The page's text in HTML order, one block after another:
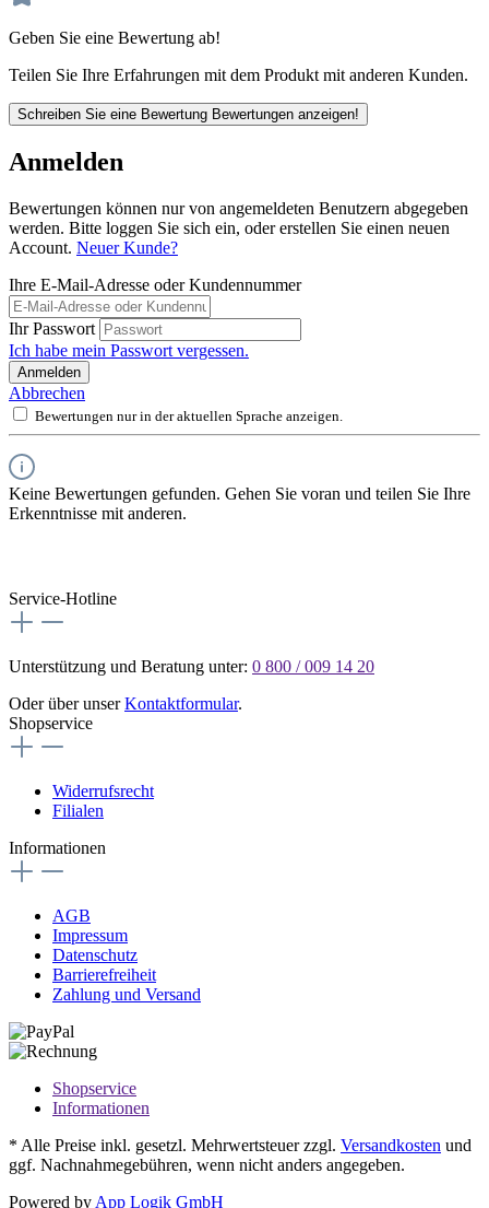
Geben Sie eine Bewertung ab!
Teilen Sie Ihre Erfahrungen mit dem Produkt mit anderen Kunden.
Schreiben Sie eine Bewertung Bewertungen anzeigen!
Anmelden
Bewertungen können nur von angemeldeten Benutzern abgegeben
werden. Bitte loggen Sie sich ein, oder erstellen Sie einen neuen
Account. Neuer Kunde?
Ihre E-Mail-Adresse oder Kundennummer
Ihr Passwort
Ich habe mein Passwort vergessen.
Anmelden
Abbrechen
Bewertungen nur in der aktuellen Sprache anzeigen.
Keine Bewertungen gefunden. Gehen Sie voran und teilen Sie Ihre
Erkenntnisse mit anderen.
Service-Hotline
Unterstützung und Beratung unter: 0 800 / 009 14 20
Oder über unserKontaktformular.
Shopservice
Widerrufsrecht
Filialen
Informationen
AGB
Impressum
Datenschutz
Barrierefreiheit
Zahlung und Versand
Shopservice
Informationen
* Alle Preise inkl. gesetzl. Mehrwertsteuer zzgl. Versandkosten und
ggf. Nachnahmegebühren, wenn nicht anders angegeben.
Powered by App Logik GmbH